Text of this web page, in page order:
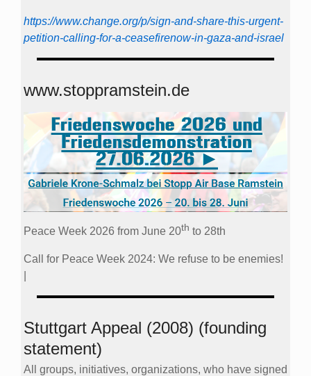
https://www.change.org/p/sign-and-share-this-urgent-
petition-calling-for-a-ceasefirenow-in-gaza-and-israel
www.stoppramstein.de
Peace Week 2026 from June 20th to 28th
Call for Peace Week 2024: We refuse to be enemies!
Stuttgart Appeal (2008) (founding
statement)
All groups, initiatives, organizations, who have signed